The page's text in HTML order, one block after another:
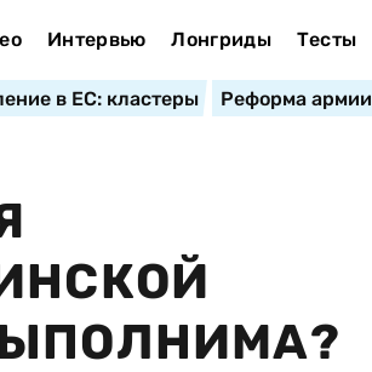
Интервью Лонгриды Тесты
в ЕС: кластеры Реформа армии